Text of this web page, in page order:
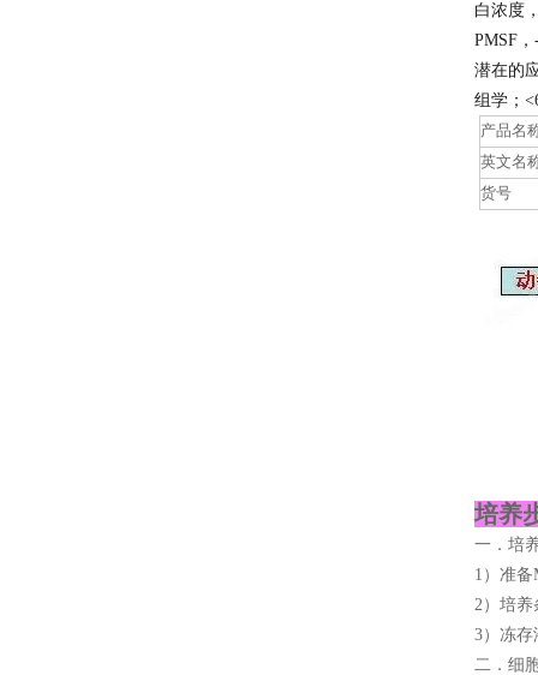
白浓度
PMSF
潜在的
组学；
产品名
英文名
货号
培养
一．培
1）准备
2）培养
3）冻存
二．细